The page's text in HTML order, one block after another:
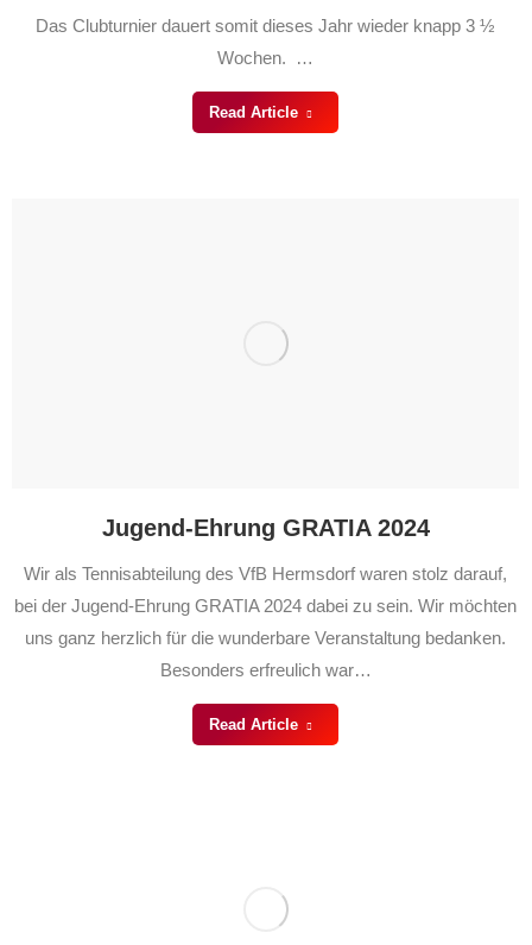
Das Clubturnier dauert somit dieses Jahr wieder knapp 3 ½
Wochen. …
Read Article
Jugend-Ehrung GRATIA 2024
Wir als Tennisabteilung des VfB Hermsdorf waren stolz darauf,
bei der Jugend-Ehrung GRATIA 2024 dabei zu sein. Wir möchten
uns ganz herzlich für die wunderbare Veranstaltung bedanken.
Besonders erfreulich war…
Read Article